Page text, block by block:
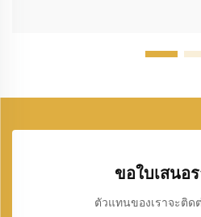
ขอใบเสนอ
ตัวแทนของเราจะติด